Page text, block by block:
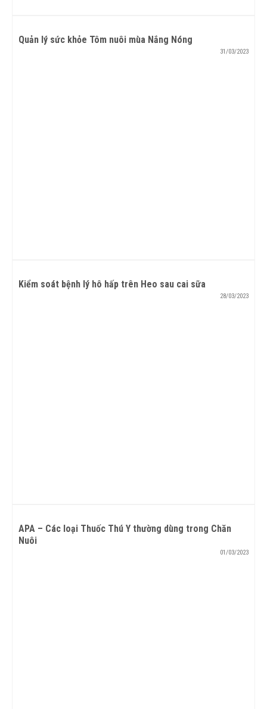
Quản lý sức khỏe Tôm nuôi mùa Nắng Nóng
31/03/2023
Kiểm soát bệnh lý hô hấp trên Heo sau cai sữa
28/03/2023
APA – Các loại Thuốc Thú Y thường dùng trong Chăn
Nuôi
01/03/2023